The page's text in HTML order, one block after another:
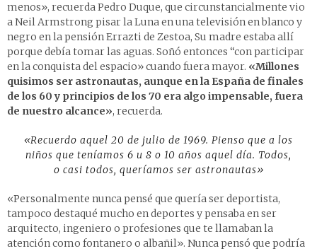
menos», recuerda Pedro Duque, que circunstancialmente vio
a Neil Armstrong pisar la Luna en una televisión en blanco y
negro en la pensión Errazti de Zestoa, Su madre estaba allí
porque debía tomar las aguas. Soñó entonces “con participar
en la conquista del espacio» cuando fuera mayor. «Millones
quisimos ser astronautas, aunque en la España de finales
de los 60 y principios de los 70 era algo impensable, fuera
de nuestro alcance», recuerda.
«Recuerdo aquel 20 de julio de 1969. Pienso que a los
niños que teníamos 6 u 8 o 10 años aquel día. Todos,
o casi todos, queríamos ser astronautas»
«Personalmente nunca pensé que quería ser deportista,
tampoco destaqué mucho en deportes y pensaba en ser
arquitecto, ingeniero o profesiones que te llamaban la
atención como fontanero o albañil». Nunca pensó que podría